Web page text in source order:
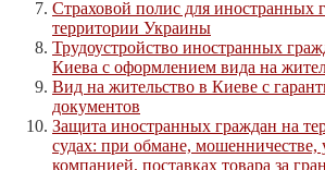
Страховой полис для иностранных
территории Украины
Трудоустройство иностранных
Киева с оформлением вида на
Вид на жительство в Киеве с
документов
Защита иностранных граждан на
судах: при обмане, мошенничестве,
компанией, поставках товара за